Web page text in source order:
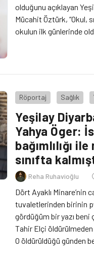
olduğunu açıklayan
Mücahit Öztürk, “Okul,
okulun ilk günlerinde
Röportaj Sağlık
Yeşilay
Yahya Öger:
bağımlılığı
sınıfta
Reha Ruhavioğlu
Dört Ayaklı Minare’nin
tuvaletlerinden birinin
gördüğüm bir yazı beni
Tahir Elçi
O öldürüldüğü günden